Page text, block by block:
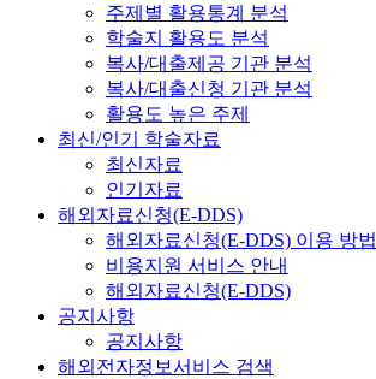
주제별 활용통계 분석
학술지 활용도 분석
복사/대출제공 기관 분석
복사/대출신청 기관 분석
활용도 높은 주제
최신/인기 학술자료
최신자료
인기자료
해외자료신청(E-DDS)
해외자료신청(E-DDS) 이용 방법
비용지원 서비스 안내
해외자료신청(E-DDS)
공지사항
공지사항
해외전자정보서비스 검색